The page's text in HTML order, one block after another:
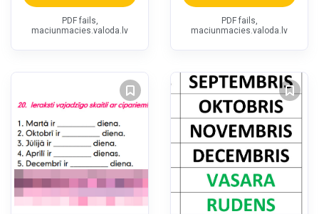
PDF fails,
maciunmacies.valoda.lv
PDF fails,
maciunmacies.valoda.lv